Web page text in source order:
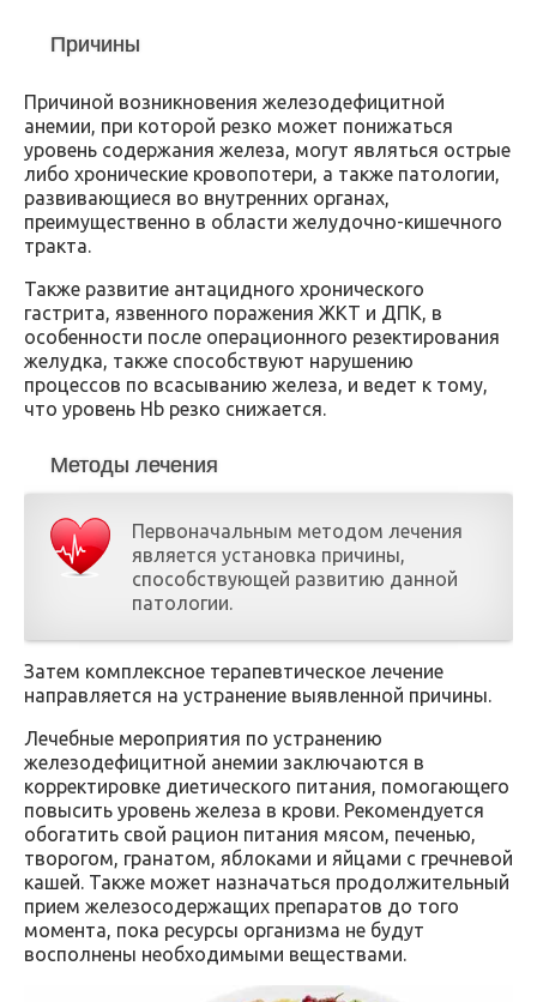
Причины
Причиной возникновения железодефицитной
анемии, при которой резко может понижаться
уровень содержания железа, могут являться острые
либо хронические кровопотери, а также патологии,
развивающиеся во внутренних органах,
преимущественно в области желудочно-кишечного
тракта.
Также развитие антацидного хронического
гастрита, язвенного поражения ЖКТ и ДПК, в
особенности после операционного резектирования
желудка, также способствуют нарушению
процессов по всасыванию железа, и ведет к тому,
что уровень Hb резко снижается.
Методы лечения
Первоначальным методом лечения
является установка причины,
способствующей развитию данной
патологии.
Затем комплексное терапевтическое лечение
направляется на устранение выявленной причины.
Лечебные мероприятия по устранению
железодефицитной анемии заключаются в
корректировке диетического питания, помогающего
повысить уровень железа в крови. Рекомендуется
обогатить свой рацион питания мясом, печенью,
творогом, гранатом, яблоками и яйцами с гречневой
кашей. Также может назначаться продолжительный
прием железосодержащих препаратов до того
момента, пока ресурсы организма не будут
восполнены необходимыми веществами.